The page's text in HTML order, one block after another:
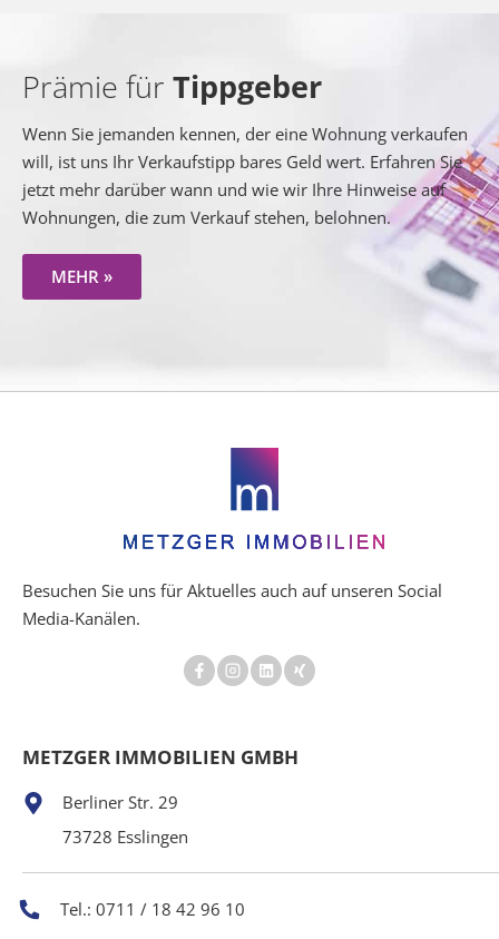
Prämie für Tippgeber
Wenn Sie jemanden kennen, der eine Wohnung verkaufen
will, ist uns Ihr Verkaufstipp bares Geld wert. Erfahren Sie
jetzt mehr darüber wann und wie wir Ihre Hinweise auf
Wohnungen, die zum Verkauf stehen, belohnen.
MEHR »
Besuchen Sie uns für Aktuelles auch auf unseren Social
Media-Kanälen.
METZGER IMMOBILIEN GMBH
Berliner Str. 29
73728 Esslingen
Tel.: 0711 / 18 42 96 10